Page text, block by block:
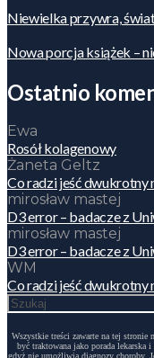
Niewielka przywra,
Nowa porcja książek –
Ostatnio
Ewa
Rosół kolagenowy
Żaneta Geltz
Co radzi jeść dwukrotny
mirosław mastej
D3 error – badacze z
mirosław mastej
D3 error – badacze z
WM
Co radzi jeść dwukrotny
Wszystkie treści zawarte na tej stronie
być traktowana jako porada lekarska